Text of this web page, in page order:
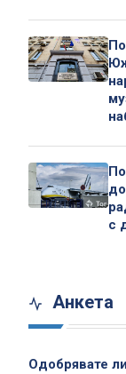
с
Анкета
Одобрявате